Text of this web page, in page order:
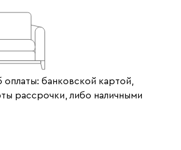
оплаты: банковской картой,
рассрочки, либо наличными